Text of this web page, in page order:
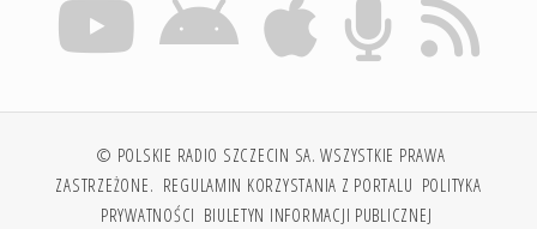
© POLSKIE RADIO SZCZECIN SA. WSZYSTKIE PRAWA
ZASTRZEŻONE. REGULAMIN KORZYSTANIA Z PORTALU POLITYKA
PRYWATNOŚCI BIULETYN INFORMACJI PUBLICZNEJ